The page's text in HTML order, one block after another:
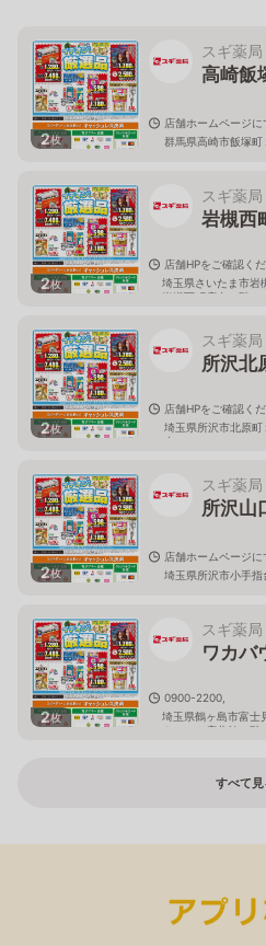
2枚
スギ薬局
高崎飯
店舗ホームページ
群馬県高崎市飯塚
2枚
スギ薬局
岩槻西
店舗HPをご確認く
埼玉県さいたま市
岩槻西町店内１階
2枚
スギ薬局
所沢北
店舗HPをご確認く
埼玉県所沢市北原
内
2枚
スギ薬局
所沢山
店舗ホームページ
埼玉県所沢市小手指
2枚
スギ薬局
ワカバ
0900-2200,
埼玉県鶴ヶ島市富
ウォーク店北館１階
すべて見